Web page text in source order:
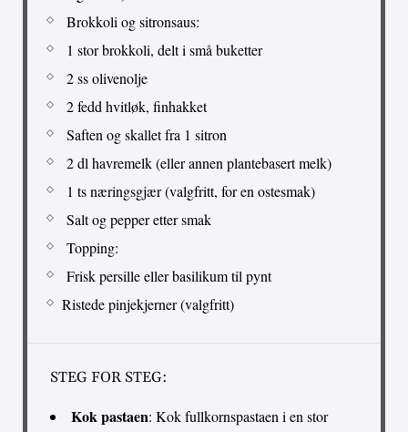
Brokkoli og sitronsaus:
1 stor brokkoli, delt i små buketter
2 ss olivenolje
2 fedd hvitløk, finhakket
Saften og skallet fra 1 sitron
2 dl havremelk (eller annen plantebasert melk)
1 ts næringsgjær (valgfritt, for en ostesmak)
Salt og pepper etter smak
Topping:
Frisk persille eller basilikum til pynt
Ristede pinjekjerner (valgfritt)
STEG FOR STEG:
Kok pastaen: Kok fullkornspastaen i en stor